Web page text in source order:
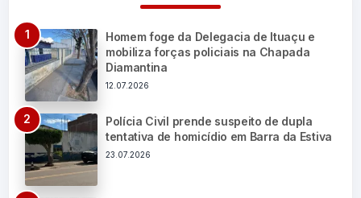
Homem foge da Delegacia de Ituaçu e
mobiliza forças policiais na Chapada
Diamantina
12.07.2026
Polícia Civil prende suspeito de dupla
tentativa de homicídio em Barra da Estiva
23.07.2026